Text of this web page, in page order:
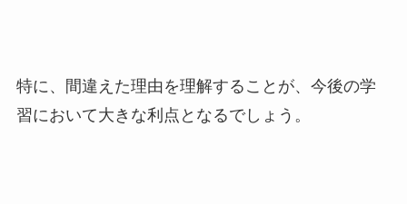
特に、間違えた理由を理解することが、今後の学
習において大きな利点となるでしょう。